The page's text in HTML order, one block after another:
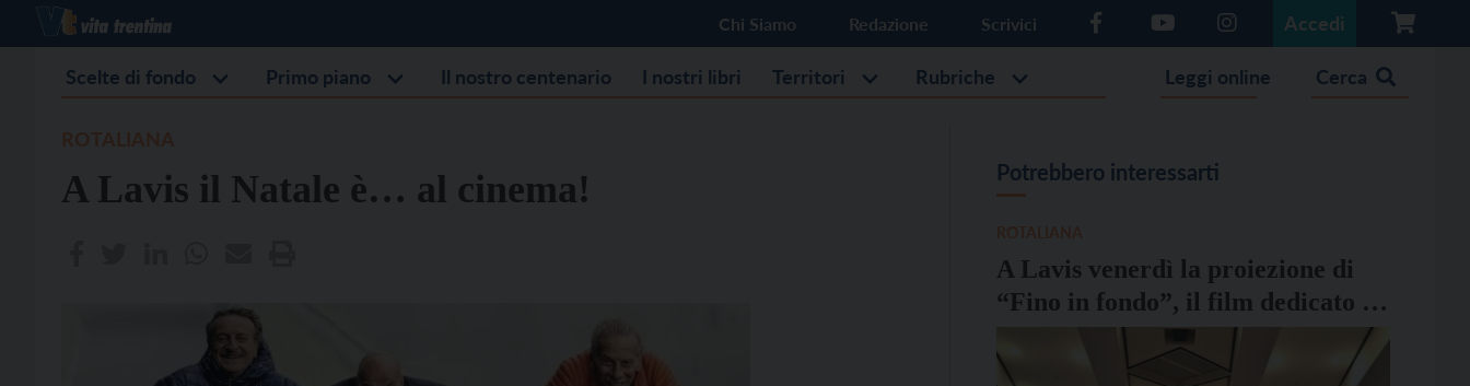
Chi Siamo Redazione Scrivici Accedi
Scelte di fondo Primo piano Il nostro centenario I nostri libri Territori Rubriche Leggi online Cerca
A Lavis il Natale è… al cinema! Potrebbero interessarti
A Lavis venerdì la proiezione di
“Fino in fondo”, il film dedicato a
Luigi Donini